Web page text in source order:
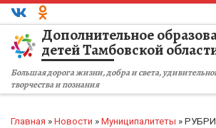
Перейти к содержимому
Дополнительное
детей Тамбовской
Большая дорога жизни, добра и света,
творчества и познания
Главная » Новости » Муниципалитеты »